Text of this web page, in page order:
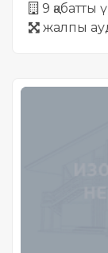
9 қабатты
жалпы